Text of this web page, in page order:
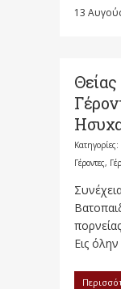
13
Θείας
Κατηγορίες:
Γέροντες,
Εις